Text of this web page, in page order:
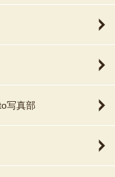
写真部